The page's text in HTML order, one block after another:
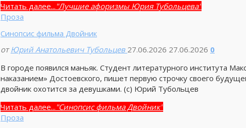
Читать далее... "Лучшие афоризмы Юрия Тубольцева"
Проза
Синопсис фильма Двойник
от Юрий Анатольевич Тубольцев 27.06.2026 27.06.2026 0
В городе появился маньяк. Студент литературного института
наказанием» Достоевского, пишет первую строчку своего
двойник охотится за девушками. (с) Юрий Тубольцев
Читать далее... "Синопсис фильма Двойник"
Проза